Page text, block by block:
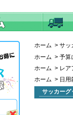
ホーム > サッ
ホーム > 予算
ホーム > レア
ホーム > 日用
サッカーグ